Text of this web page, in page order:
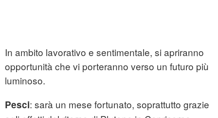
In ambito lavorativo e sentimentale, si apriranno
opportunità che vi porteranno verso un futuro più
luminoso.
Pesci: sarà un mese fortunato, soprattutto grazie